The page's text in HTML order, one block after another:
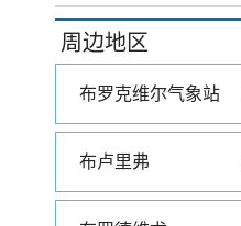
周边地区
布罗克维尔气象站
布卢里弗